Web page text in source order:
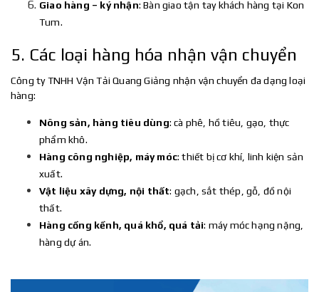
Giao hàng – ký nhận: Bàn giao tận tay khách hàng tại Kon
Tum.
5. Các loại hàng hóa nhận vận chuyển
Công ty TNHH Vận Tải Quang Giảng nhận vận chuyển đa dạng loại
hàng:
Nông sản, hàng tiêu dùng: cà phê, hồ tiêu, gạo, thực
phẩm khô.
Hàng công nghiệp, máy móc: thiết bị cơ khí, linh kiện sản
xuất.
Vật liệu xây dựng, nội thất: gạch, sắt thép, gỗ, đồ nội
thất.
Hàng cồng kềnh, quá khổ, quá tải: máy móc hạng nặng,
hàng dự án.